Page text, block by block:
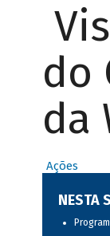
do
da
Ações
NESTA